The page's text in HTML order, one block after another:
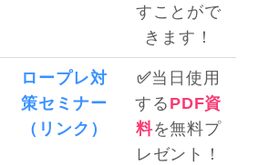
すことがで
きます！
ロープレ対
策セミナー
（リンク）
✅当日使用
する PDF資
料を無料プ
レゼント！